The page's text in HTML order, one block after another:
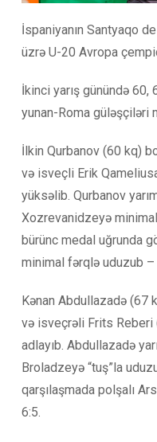
İspaniyanın Santyaqo
üzrə U-20 Avropa
İkinci yarış günündə
yunan-Roma güləşçiləri
İlkin Qurbanov (60 kq)
və isveçli Erik
yüksəlib. Qurbanov
Xozrevanidzeyə
bürünc medal uğrunda
minimal fərqlə uduzub –
Kənan Abdullazadə (67
və isveçrəli Frits Reberi
adlayıb. Abdullazadə
Broladzeyə “tuş”la
qarşılaşmada polşalı
6:5.